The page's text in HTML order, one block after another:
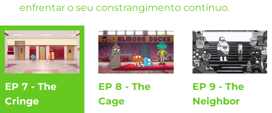
enfrentar o seu constrangimento contínuo.
EP 7 - The
Cringe
EP 8 - The
Cage
EP 9 - The
Neighbor